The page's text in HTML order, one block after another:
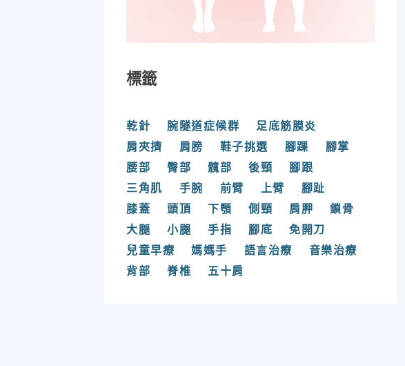
標籤
乾針 腕隧道症候群
足底筋膜炎
肩夾擠
肩膀 鞋子挑選 腳踝
腳掌
腰部
臀部 髖部 後頸
腳跟
三角肌
手腕 前臂 上臂
腳趾
膝蓋
頭頂 下顎 側頸 肩胛
鎖骨
大腿
小腿 手指 腳底
免開刀
兒童早療
媽媽手 語言治療
音樂治療
背部
脊椎 五十肩